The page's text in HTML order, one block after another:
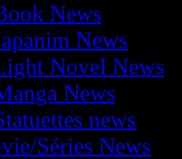
News
News
Novel News
News
news
Séries News